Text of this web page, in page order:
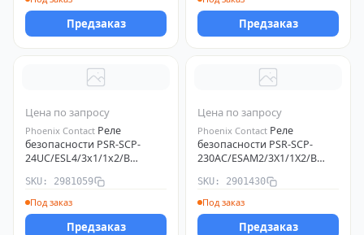
Предзаказ Предзаказ
Цена по запросу
Phoenix Contact Реле
безопасности PSR-SCP-
24UC/ESL4/3х1/1х2/B
SKU: 2981059
Под заказ
Предзаказ
Цена по запросу
Phoenix Contact Реле
безопасности PSR-SCP-
230AC/ESAM2/3X1/1X2/B
SKU: 2901430
Под заказ
Предзаказ